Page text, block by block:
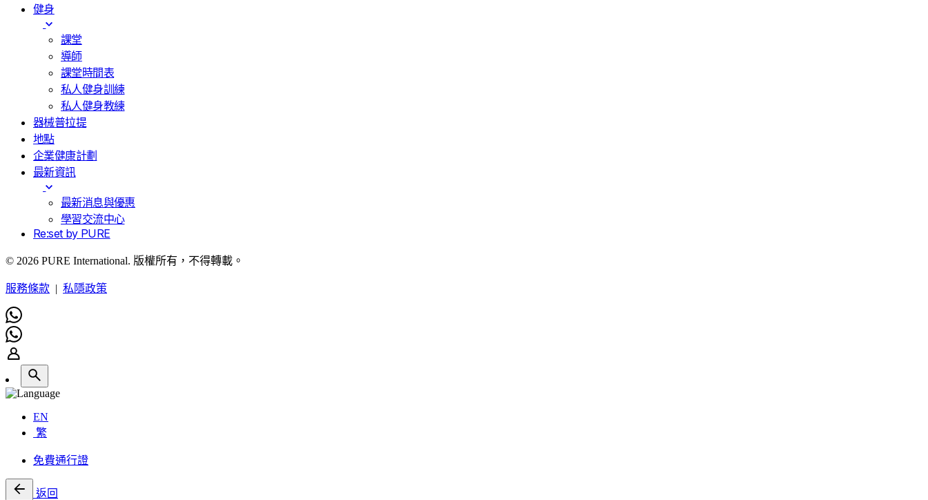
健身
課堂
導師
課堂時間表
私人健身訓練
私人健身教練
器械普拉提
地點
企業健康計劃
最新資訊
最新消息與優惠
學習交流中心
Re:set by PURE
© 2026 PURE International. 版權所有，不得轉載。
服務條款 | 私隱政策
EN
繁
免費通行證
返回